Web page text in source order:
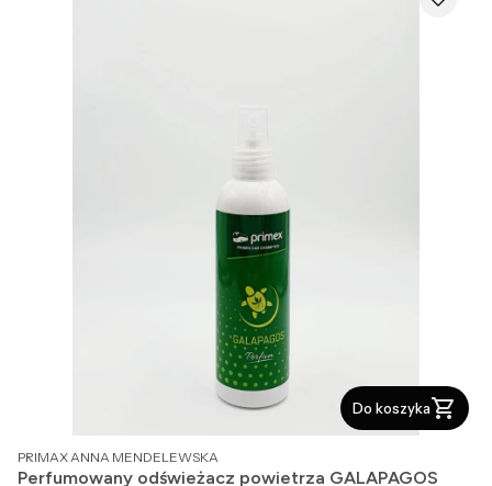
Do koszyka
PRODUCENT
PRIMAX ANNA MENDELEWSKA
Perfumowany odświeżacz powietrza GALAPAGOS